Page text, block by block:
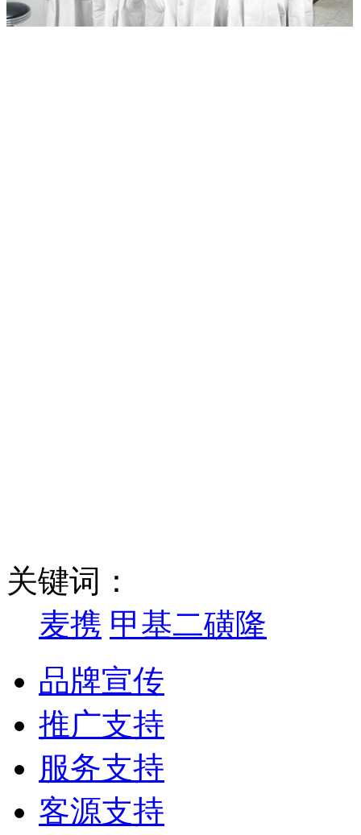
关键词：
麦携 甲基二磺隆
品牌宣传
推广支持
服务支持
客源支持